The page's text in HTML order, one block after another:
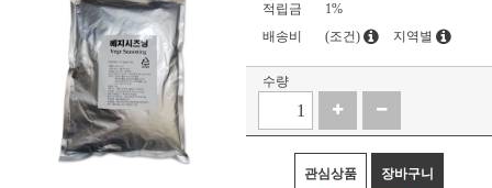
적립금
1%
배송비
(조건) 지역별
수량
관심상품 장바구니